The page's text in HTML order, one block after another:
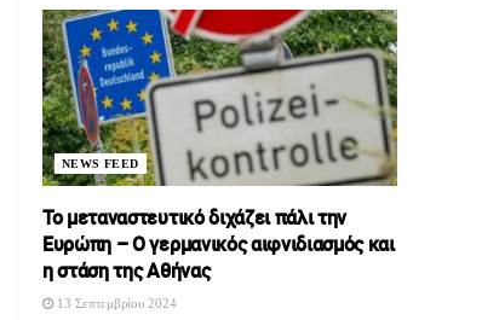
NEWS FEED
Το μεταναστευτικό διχάζει πάλι την
Ευρώπη – Ο γερμανικός αιφνιδιασμός και
η στάση της Αθήνας
13 Σεπτεμβρίου 2024